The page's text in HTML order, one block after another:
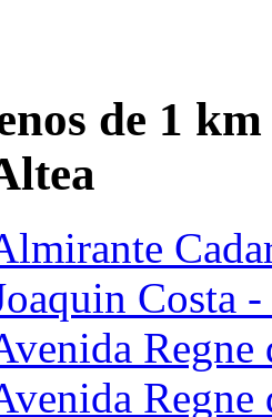
de 1
Costa
Regne
Regne